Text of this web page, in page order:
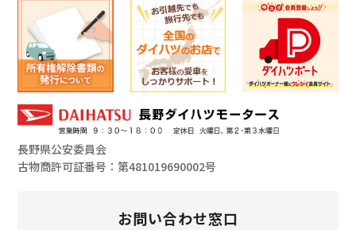
長野県公安委員会
古物商許可証番号：第481019690002号
お問い合わせ窓口